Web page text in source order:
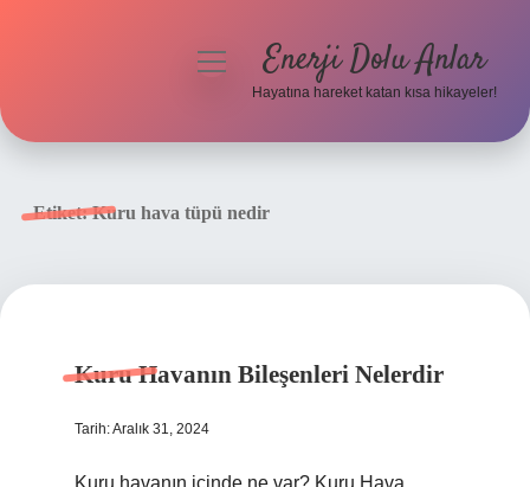
menüyüEnerji Dolu Anlar
Hayatına hareket katan kısa hikayeler!
Etiket:Kuru hava tüpü nedir
Kuru Havanın Bileşenleri Nelerdir
Tarih: Aralık 31, 2024
Kuru havanın içinde ne var? Kuru Hava